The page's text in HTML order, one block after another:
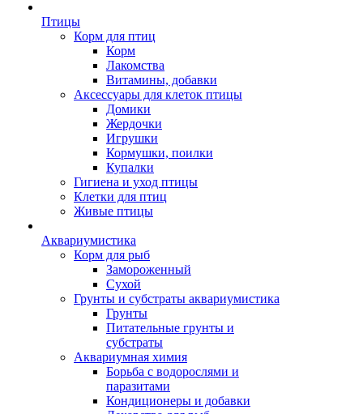
Птицы
Корм для птиц
Корм
Лакомства
Витамины, добавки
Аксессуары для клеток птицы
Домики
Жердочки
Игрушки
Кормушки, поилки
Купалки
Гигиена и уход птицы
Клетки для птиц
Живые птицы
Аквариумистика
Корм для рыб
Замороженный
Сухой
Грунты и субстраты аквариумистика
Грунты
Питательные грунты и
субстраты
Аквариумная химия
Борьба с водорослями и
паразитами
Кондиционеры и добавки